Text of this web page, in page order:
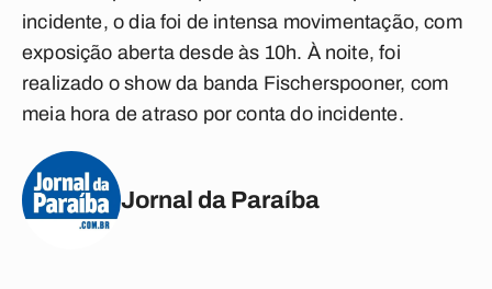
incidente, o dia foi de intensa movimentação, com
exposição aberta desde às 10h. À noite, foi
realizado o show da banda Fischerspooner, com
meia hora de atraso por conta do incidente.
Jornal da Paraíba